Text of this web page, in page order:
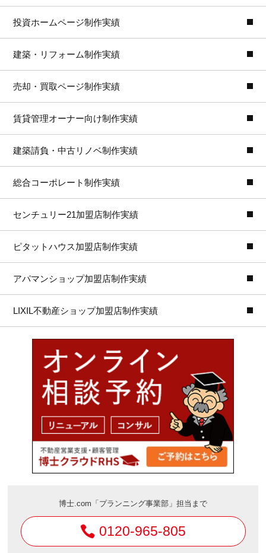
投資ホームページ制作実績
建築・リフォーム制作実績
売却・買取ページ制作実績
賃貸管理オーナー向け制作実績
建築請負・中古リノベ制作実績
総合コーポレート制作実績
センチュリー21加盟店制作実績
ピタットハウス加盟店制作実績
アパマンショップ加盟店制作実績
LIXIL不動産ショップ加盟店制作実績
博士.com「プランニング事業部」担当まで
0120-965-805